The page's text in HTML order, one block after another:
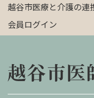
越谷市医療と介護の連
会員ログイン